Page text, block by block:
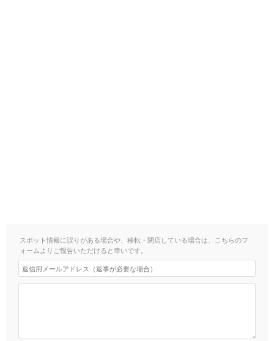
スポット情報に誤りがある場合や、移転・閉店している場合は、こちらのフ
ォームよりご報告いただけると幸いです。